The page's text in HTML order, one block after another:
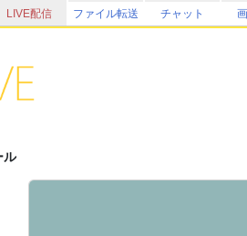
LIVE配信 ファイル転送 チャット
ル